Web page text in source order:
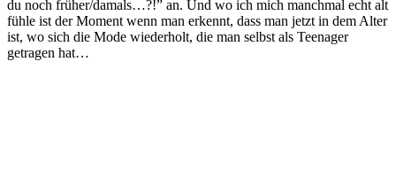
du noch früher/damals…?!” an. Und wo ich mich manchmal echt alt
fühle ist der Moment wenn man erkennt, dass man jetzt in dem Alter
ist, wo sich die Mode wiederholt, die man selbst als Teenager
getragen hat…